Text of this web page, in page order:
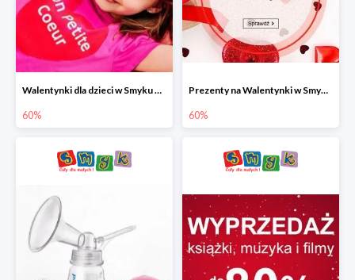
Walentynki dla dzieci w Smyku do -60%
60%
Prezenty na Walentynki w Smyku do -60%
60%